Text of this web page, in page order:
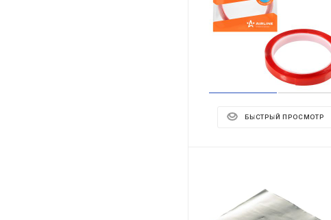
БЫСТРЫЙ ПРОСМОТР